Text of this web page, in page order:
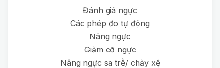
Đánh giá ngực
Các phép đo tự động
Nâng ngực
Giảm cỡ ngực
Nâng ngực sa trễ/ chảy xệ